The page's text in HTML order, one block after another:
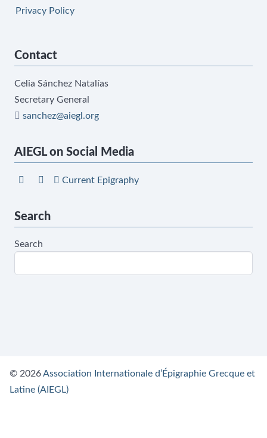
Privacy Policy
Contact
Celia Sánchez Natalías
Secretary General
sanchez@aiegl.org
AIEGL on Social Media
Current Epigraphy
Search
Search
© 2026Association Internationale d’Épigraphie Grecque et
Latine (AIEGL)